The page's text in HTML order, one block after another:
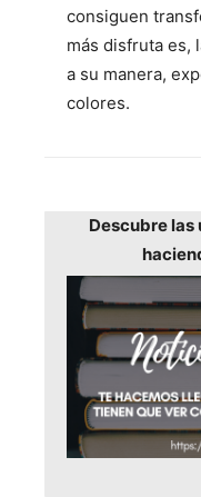
consiguen
más disfruta es,
a su manera,
colores.
Descubre las